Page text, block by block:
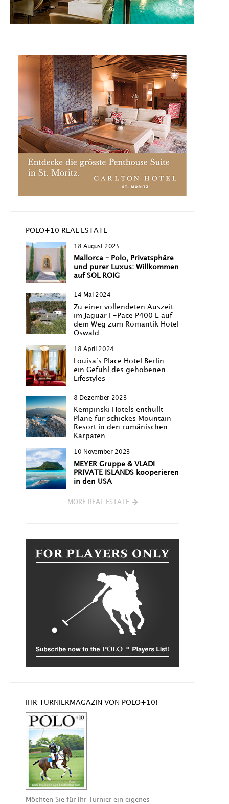
POLO+10 REAL ESTATE
18 August 2025
Mallorca – Polo, Privatsphäre
und purer Luxus: Willkommen
auf SOL ROIG
14 Mai 2024
Zu einer vollendeten Auszeit
im Jaguar F-Pace P400 E auf
dem Weg zum Romantik Hotel
Oswald
18 April 2024
Louisa‘s Place Hotel Berlin –
ein Gefühl des gehobenen
Lifestyles
8 Dezember 2023
Kempinski Hotels enthüllt
Pläne für schickes Mountain
Resort in den rumänischen
Karpaten
10 November 2023
MEYER Gruppe & VLADI
PRIVATE ISLANDS kooperieren
in den USA
MORE REAL ESTATE
IHR TURNIERMAGAZIN VON POLO+10!
Möchten Sie für Ihr Turnier ein eigenes